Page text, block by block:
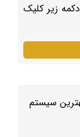
زیر کلیک
سیستم